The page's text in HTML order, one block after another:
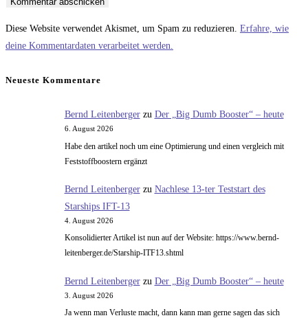
zum
Kommentieren
Adresse
zum
ein
URL
ein
Diese Website verwendet Akismet, um Spam zu reduzieren. Erfahre, wie
deine Kommentardaten verarbeitet werden.
Neueste Kommentare
Bernd Leitenbergerzu Der „Big Dumb Booster“ – heute
6. August 2026
Habe den artikel noch um eine Optimierung und einen vergleich mit
Feststoffboostern ergänzt
Bernd Leitenbergerzu Nachlese 13-ter Teststart des
Starships IFT-13
4. August 2026
Konsolidierter Artikel ist nun auf der Website: https://www.bernd-
leitenberger.de/Starship-ITF13.shtml
Bernd Leitenbergerzu Der „Big Dumb Booster“ – heute
3. August 2026
Ja wenn man Verluste macht, dann kann man gerne sagen das sich